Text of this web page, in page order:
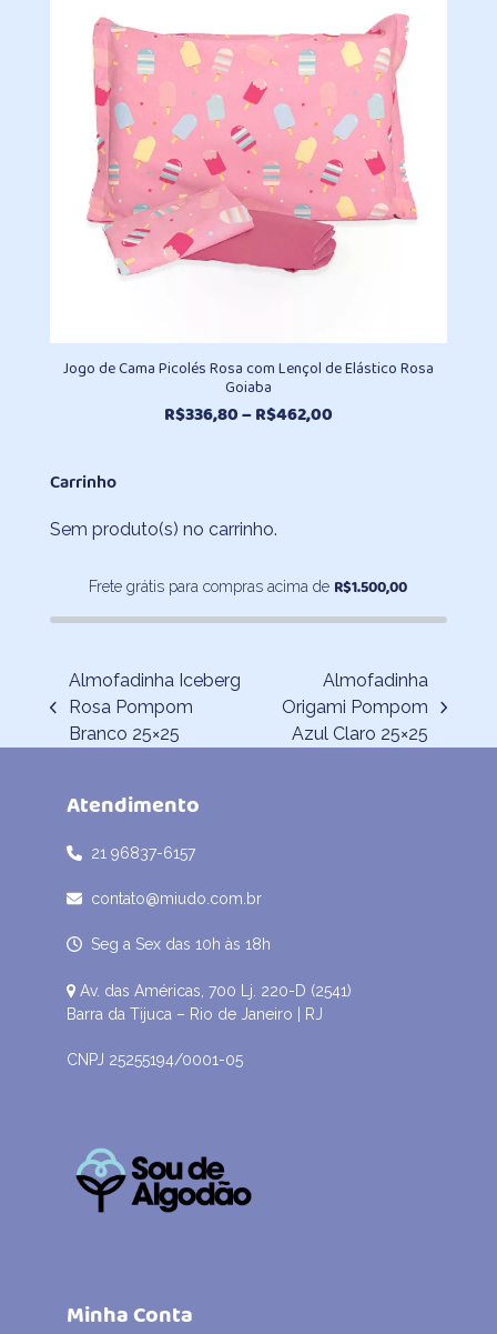
R$98,10
Jogo de Cama Picolés Rosa com Lençol de Elástico Rosa
Goiaba
R$336,80–R$462,00Faixa
Carrinho
Sem produto(s) no carrinho.
Frete grátis para compras acima de R$1.500,00
previous
post:
Almofadinha Iceberg
Rosa Pompom
Branco 25×25
next
post:
Almofadinha
Origami Pompom
Azul Claro 25×25
Atendimento
21 96837-6157
contato@miudo.com.br
Seg a Sex das 10h às 18h
Av. das Américas, 700 Lj. 220-D (2541)
Barra da Tijuca – Rio de Janeiro | RJ
CNPJ 25255194/0001-05
Minha Conta